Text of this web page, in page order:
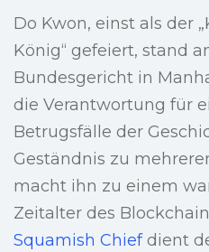
Do Kwon, einst als der
König“ gefeiert, stand
Bundesgericht in
die Verantwortung für
Betrugsfälle der
Geständnis zu
macht ihn zu einem
Zeitalter des
Squamish Chiefdient